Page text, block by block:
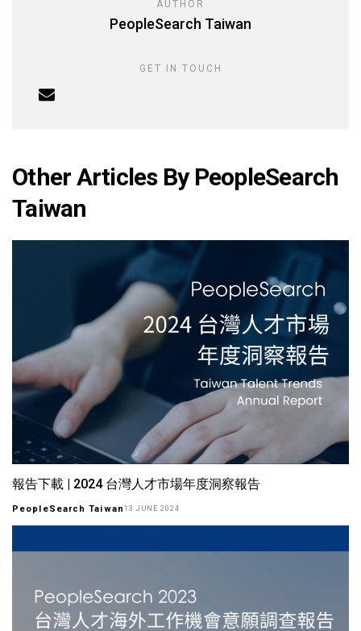
AUTHOR
PeopleSearch Taiwan
GET IN TOUCH
Other Articles By PeopleSearch
Taiwan
報告下載 | 2024 台灣人才市場年度洞察報告
PeopleSearch Taiwan 13 JUNE 2024